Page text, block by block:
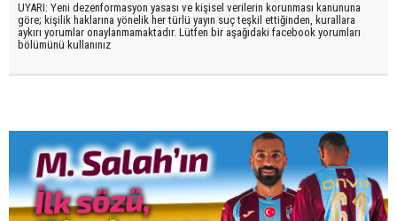
UYARI: Yeni dezenformasyon yasası ve kişisel verilerin korunması kanununa
göre; kişilik haklarına yönelik her türlü yayın suç teşkil ettiğinden, kurallara
aykırı yorumlar onaylanmamaktadır. Lütfen bir aşağıdaki facebook yorumları
bölümünü kullanınız